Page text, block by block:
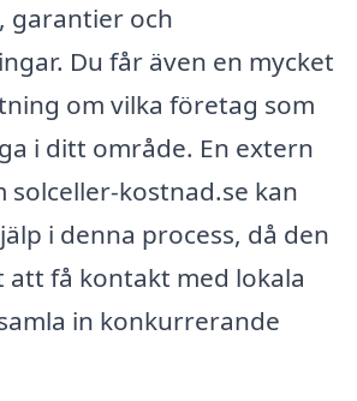
garantier och
Du får även en mycket
om vilka företag som
i ditt område. En extern
kostnad.se kan
i denna process, då den
att få kontakt med lokala
in konkurrerande